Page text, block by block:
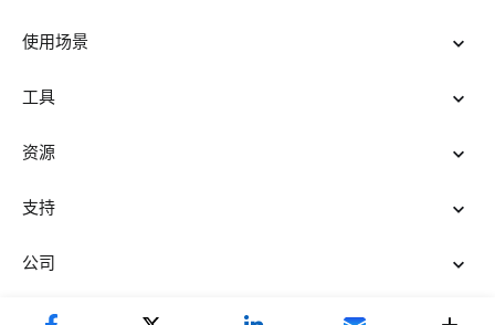
使用场景
工具
资源
支持
公司